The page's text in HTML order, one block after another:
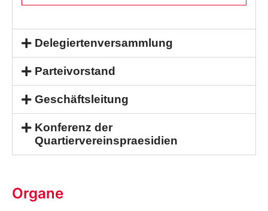
Delegiertenversammlung
Parteivorstand
Geschäftsleitung
Konferenz der
Quartiervereinspraesidien
Organe